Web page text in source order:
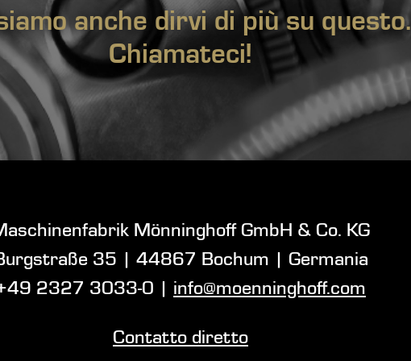
anche dirvi di più su questo.
Chiamateci!
Mönninghoff GmbH & Co. KG
35
44867 Bochum
| Germania
2327 3033-0
info@moenninghoff.com
Contatto diretto